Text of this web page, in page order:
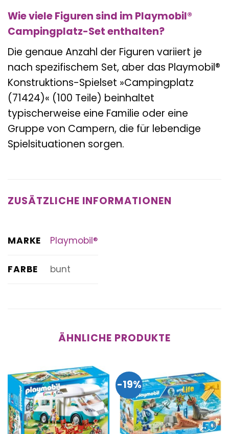
Wie viele Figuren sind im Playmobil®
Campingplatz-Set enthalten?
Die genaue Anzahl der Figuren variiert je
nach spezifischem Set, aber das Playmobil®
Konstruktions-Spielset »Campingplatz
(71424)« (100 Teile) beinhaltet
typischerweise eine Familie oder eine
Gruppe von Campern, die für lebendige
Spielsituationen sorgen.
ZUSÄTZLICHE INFORMATIONEN
MARKE Playmobil®
FARBE bunt
ÄHNLICHE PRODUKTE
-19%